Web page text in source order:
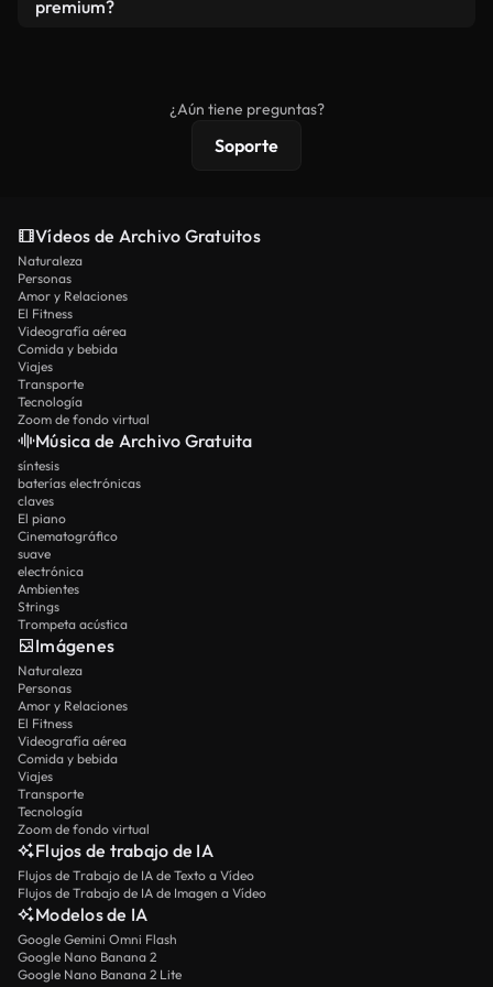
premium?
protecciones de licencia extendidas.
¿Aún tiene preguntas?
Soporte
Vídeos de Archivo Gratuitos
Naturaleza
Personas
Amor y Relaciones
El Fitness
Videografía aérea
Comida y bebida
Viajes
Transporte
Tecnología
Zoom de fondo virtual
Música de Archivo Gratuita
síntesis
baterías electrónicas
claves
El piano
Cinematográfico
suave
electrónica
Ambientes
Strings
Trompeta acústica
Imágenes
Naturaleza
Personas
Amor y Relaciones
El Fitness
Videografía aérea
Comida y bebida
Viajes
Transporte
Tecnología
Zoom de fondo virtual
Flujos de trabajo de IA
Flujos de Trabajo de IA de Texto a Vídeo
Flujos de Trabajo de IA de Imagen a Vídeo
Modelos de IA
Google Gemini Omni Flash
Google Nano Banana 2
Google Nano Banana 2 Lite